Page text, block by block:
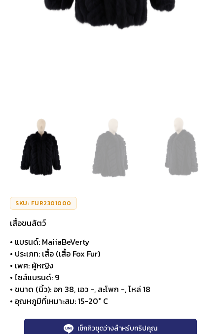
SKU: FUR2301000
เสื้อขนสัตว์
• แบรนด์: MaiiaBeVerty
• ประเภท: เสื้อ (เสื้อ Fox Fur)
• เพศ: ผู้หญิง
• ไซส์แบรนด์: 9
• ขนาด (นิ้ว): อก 38, เอว -, สะโพก -, ไหล่ 18
• อุณหภูมิที่เหมาะสม: 15-20° C
เช็กคิวชุดว่างสำหรับทริปคุณ